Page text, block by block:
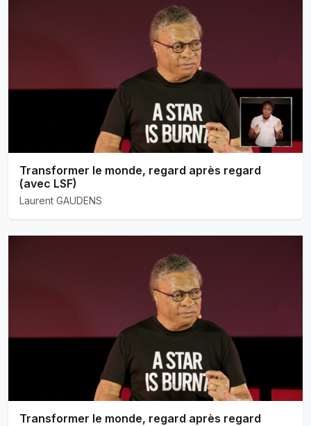
Transformer le monde, regard après regard
(avec LSF)
Laurent GAUDENS
Transformer le monde, regard après regard